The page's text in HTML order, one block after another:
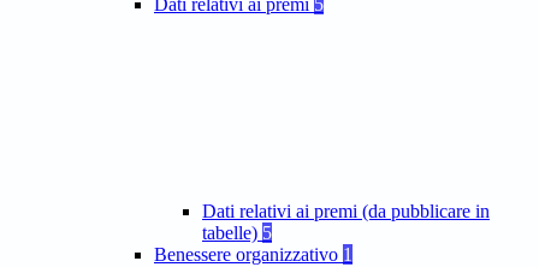
Dati relativi ai premi 5
Dati relativi ai premi (da pubblicare in
tabelle) 5
Benessere organizzativo 1